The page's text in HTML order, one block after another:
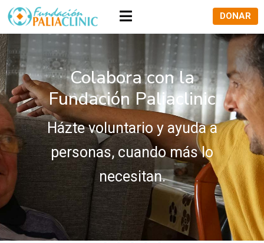
DONAR
Colabora con la
Fundación Paliaclinic
Házte voluntario y ayuda a
personas, cuando más lo
necesitan.